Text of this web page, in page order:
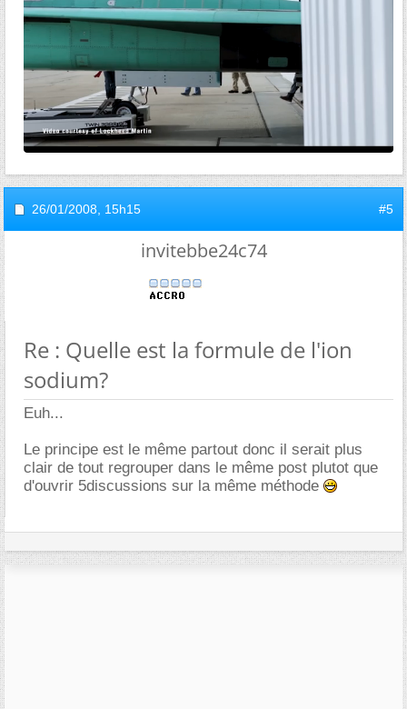
26/01/2008, 15h15 #5
invitebbe24c74
Re : Quelle est la formule de l'ion
sodium?
Euh...
Le principe est le même partout donc il serait plus
clair de tout regrouper dans le même post plutot que
d'ouvrir 5discussions sur la même méthode